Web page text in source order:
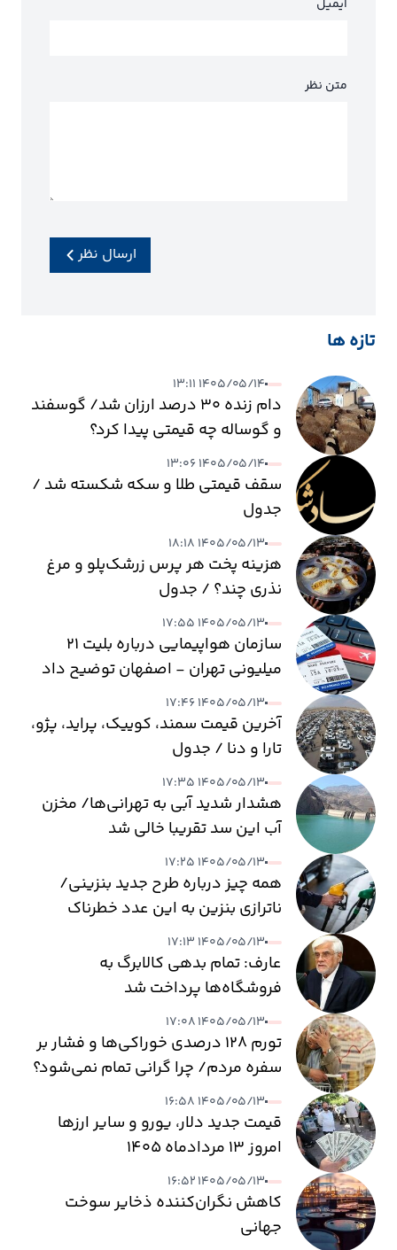
ایمیل
متن نظر
ارسال نظر
تازه ها
۱۴۰۵/۰۵/۱۴ ۱۳:۱۱
دام زنده ۳۰ درصد ارزان شد/ گوسفند
و گوساله چه قیمتی پیدا کرد؟
۱۴۰۵/۰۵/۱۴ ۱۳:۰۶
سقف قیمتی طلا و سکه شکسته شد /
جدول
۱۴۰۵/۰۵/۱۳ ۱۸:۱۸
هزینه پخت هر پرس زرشک‌پلو و مرغ
نذری چند؟ / جدول
۱۴۰۵/۰۵/۱۳ ۱۷:۵۵
سازمان هواپیمایی درباره بلیت ۲۱
میلیونی تهران - اصفهان توضیح داد
۱۴۰۵/۰۵/۱۳ ۱۷:۴۶
آخرین قیمت سمند، کوییک، پراید، پژو،
تارا و دنا / جدول
۱۴۰۵/۰۵/۱۳ ۱۷:۳۵
هشدار شدید آبی به تهرانی‌ها/ مخزن
آب این سد تقریبا خالی شد
۱۴۰۵/۰۵/۱۳ ۱۷:۲۵
همه چیز درباره طرح جدید بنزینی/
ناترازی بنزین به این عدد خطرناک
می‌رسد
۱۴۰۵/۰۵/۱۳ ۱۷:۱۳
عارف: تمام بدهی کالابرگ به
فروشگاه‌ها پرداخت شد
۱۴۰۵/۰۵/۱۳ ۱۷:۰۸
تورم ۱۲۸ درصدی خوراکی‌ها و فشار بر
سفره مردم/ چرا گرانی تمام نمی‌شود؟
۱۴۰۵/۰۵/۱۳ ۱۶:۵۸
قیمت جدید دلار، یورو و سایر ارزها
امروز ۱۳ مردادماه ۱۴۰۵
۱۴۰۵/۰۵/۱۳ ۱۶:۵۲
کاهش نگران‌کننده ذخایر سوخت
جهانی